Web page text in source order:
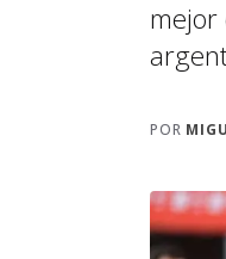
mejor
POR